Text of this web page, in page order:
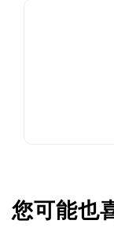
您可能也